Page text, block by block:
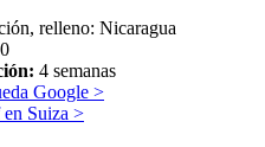
relleno: Nicaragua
4 semanas
Google >
Suiza >